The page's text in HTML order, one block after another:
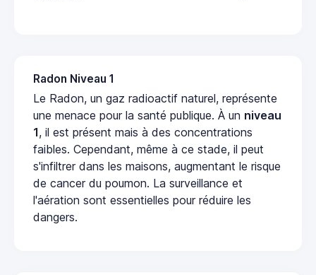
Radon Niveau 1
Le Radon, un gaz radioactif naturel, représente
une menace pour la santé publique. À un niveau
1, il est présent mais à des concentrations
faibles. Cependant, même à ce stade, il peut
s'infiltrer dans les maisons, augmentant le risque
de cancer du poumon. La surveillance et
l'aération sont essentielles pour réduire les
dangers.